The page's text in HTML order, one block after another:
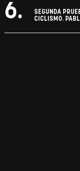
6.
SEGUNDA
CICLISMO.